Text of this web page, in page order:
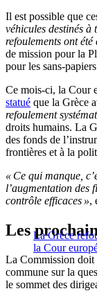
Il est possible que
véhicules destinés à
refoulements ont été
de mission pour la
pour les sans-
Ce mois-ci, la Cour
statué que la Grèce
refoulement
droits humains. La
des fonds de
frontières et à la
« Ce qui manque,
l’augmentation des
contrôle efficaces »,
La Grèce
la Cour
Les
La Commission doit
commune sur la
le sommet des